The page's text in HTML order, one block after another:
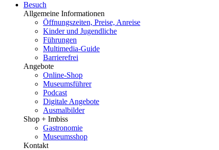
Besuch
Allgemeine Informationen
Öffnungszeiten, Preise, Anreise
Kinder und Jugendliche
Führungen
Multimedia-Guide
Barrierefrei
Angebote
Online-Shop
Museumsführer
Podcast
Digitale Angebote
Ausmalbilder
Shop + Imbiss
Gastronomie
Museumsshop
Kontakt